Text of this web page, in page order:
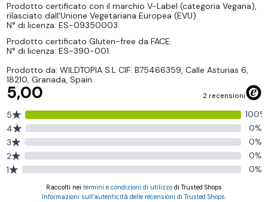
Prodotto certificato con il marchio V-Label (categoria Vegana),
rilasciato dall'Unione Vegetariana Europea (EVU).
N° di licenza: ES-09350003.
Prodotto certificato Gluten-free da FACE.
N° di licenza: ES-390-001.
Prodotto da: WILDTOPIA S.L CIF: B75466359, Calle Asturias 6,
18210, Granada, Spain.